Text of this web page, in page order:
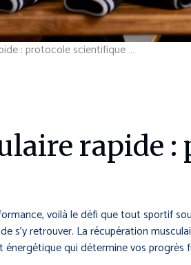
Récupération musculaire rapide : protocole scientifique prouvé
rapide
voilà le défi que tout sportif
retrouver. La récupération
qui détermine vos progrès